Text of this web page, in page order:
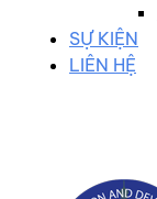
SỰ KIỆN
LIÊN HỆ